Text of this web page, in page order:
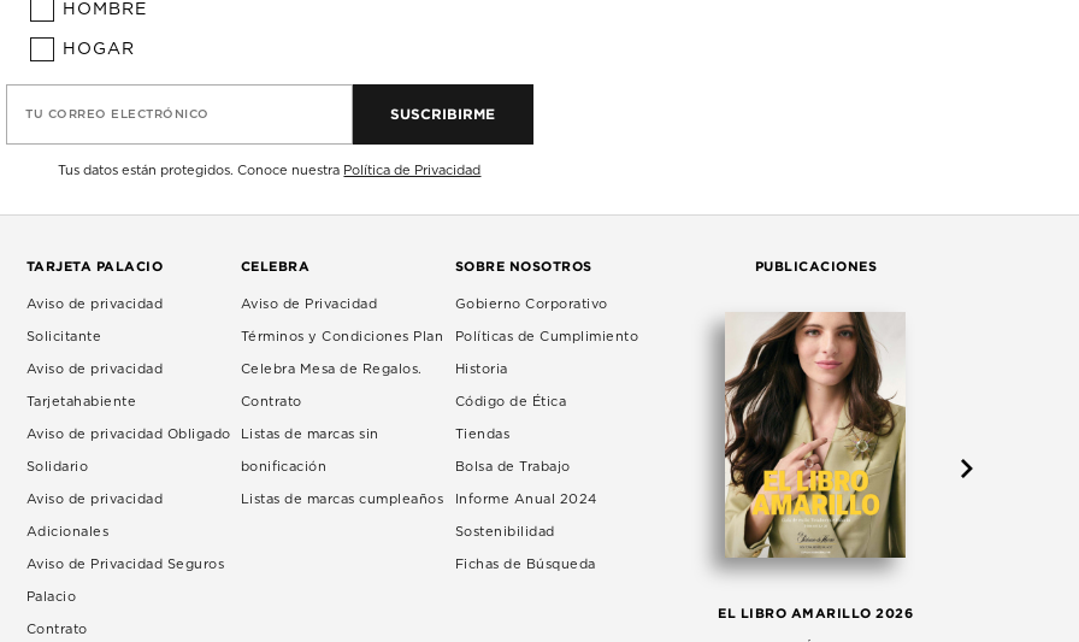
HOMBRE
HOGAR
TU CORREO ELECTRÓNICO SUSCRIBIRME
Tus datos están protegidos. Conoce nuestra Política de Privacidad
TARJETA PALACIO
Aviso de privacidad
Solicitante
Aviso de privacidad
Tarjetahabiente
Aviso de privacidad Obligado
Solidario
Aviso de privacidad
Adicionales
Aviso de Privacidad Seguros
Palacio
Contrato
CELEBRA
Aviso de Privacidad
Términos y Condiciones Plan
Celebra Mesa de Regalos.
Contrato
Listas de marcas sin
bonificación
Listas de marcas cumpleaños
SOBRE NOSOTROS
Gobierno Corporativo
Políticas de Cumplimiento
Historia
Código de Ética
Tiendas
Bolsa de Trabajo
Informe Anual 2024
Sostenibilidad
Fichas de Búsqueda
PUBLICACIONES
EL LIBRO AMARILLO 2026